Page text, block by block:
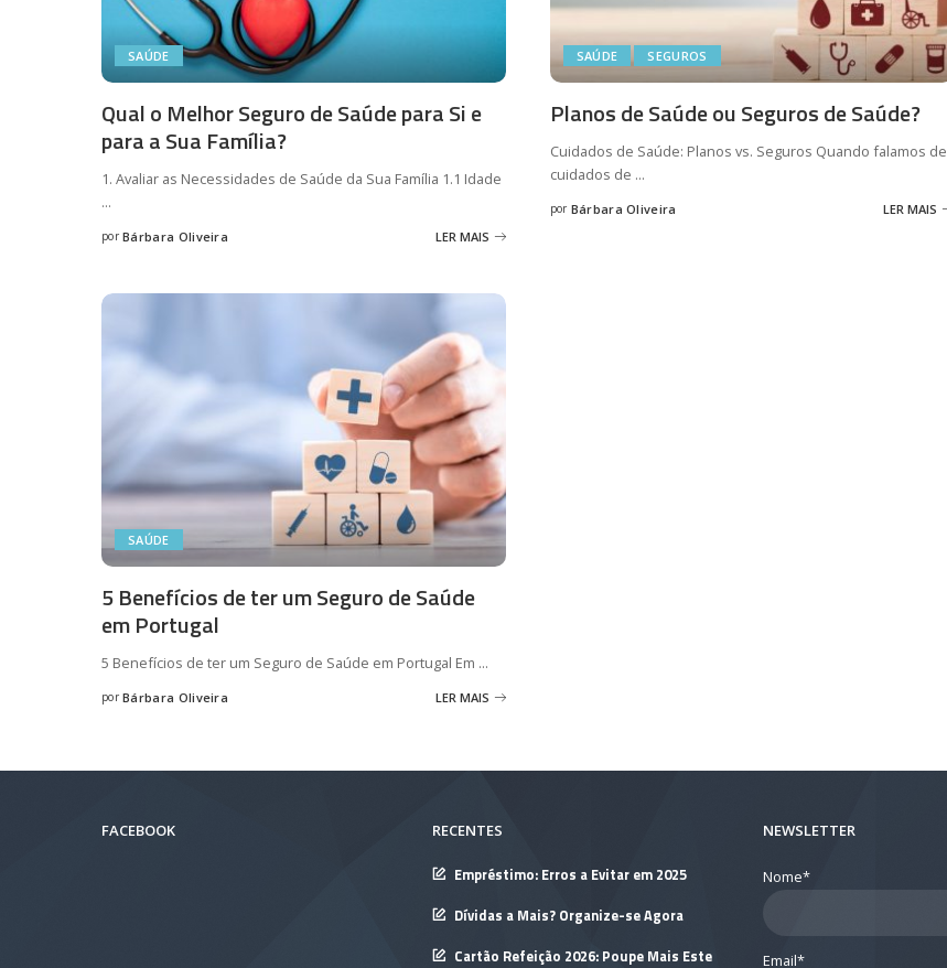
SAÚDE
Qual o Melhor Seguro de Saúde para Si e
para a Sua Família?
1. Avaliar as Necessidades de Saúde da Sua Família 1.1 Idade
...
Posted
por Bárbara Oliveira LER MAIS
SAÚDE SEGUROS
Planos de Saúde ou Seguros de Saúde?
Cuidados de Saúde: Planos vs. Seguros Quando falamos de
cuidados de ...
Posted
por Bárbara Oliveira LER MAIS
SAÚDE
5 Benefícios de ter um Seguro de Saúde
em Portugal
5 Benefícios de ter um Seguro de Saúde em Portugal Em ...
Posted
por Bárbara Oliveira LER MAIS
FACEBOOK RECENTES
Empréstimo: Erros a Evitar em 2025
Dívidas a Mais? Organize-se Agora
Cartão Refeição 2026: Poupe Mais Este
NEWSLETTER
Nome*
Email*